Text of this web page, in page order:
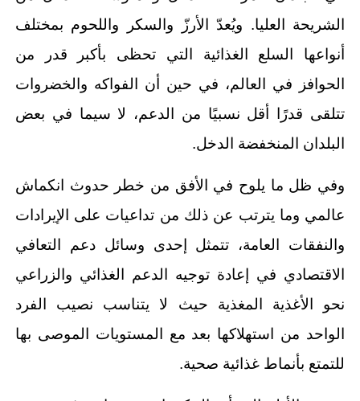
الشريحة العليا. ويُعدّ الأرزّ والسكر واللحوم بمختلف
أنواعها السلع الغذائية التي تحظى بأكبر قدر من
الحوافز في العالم، في حين أن الفواكه والخضروات
تتلقى قدرًا أقل نسبيًا من الدعم، لا سيما في بعض
البلدان المنخفضة الدخل.
وفي ظل ما يلوح في الأفق من خطر حدوث انكماش
عالمي وما يترتب عن ذلك من تداعيات على الإيرادات
والنفقات العامة، تتمثل إحدى وسائل دعم التعافي
الاقتصادي في إعادة توجيه الدعم الغذائي والزراعي
نحو الأغذية المغذية حيث لا يتناسب نصيب الفرد
الواحد من استهلاكها بعد مع المستويات الموصى بها
للتمتع بأنماط غذائية صحية.